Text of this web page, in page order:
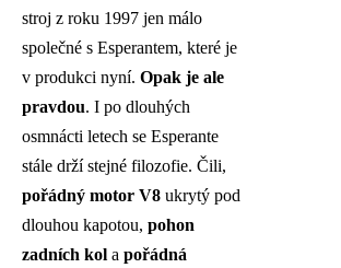
stroj z roku 1997 jen málo
společné s Esperantem, které je
v produkci nyní. Opak je ale
pravdou. I po dlouhých
osmnácti letech se Esperante
stále drží stejné filozofie. Čili,
pořádný motor V8 ukrytý pod
dlouhou kapotou, pohon
zadních kol a pořádná